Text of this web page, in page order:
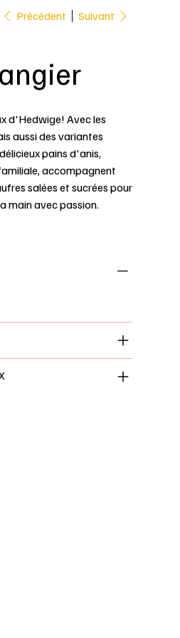
Précédent Suivant
d'Hedwige! Avec les
aussi des variantes
pains d'anis,
accompagnent
salées et sucrées pour
main avec passion.